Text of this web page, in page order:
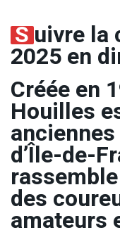
Suivre la
2025 en
Créée en
Houilles
d’Île-de-
des
amateurs